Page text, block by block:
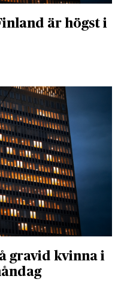
är högst i
gravid kvinna i